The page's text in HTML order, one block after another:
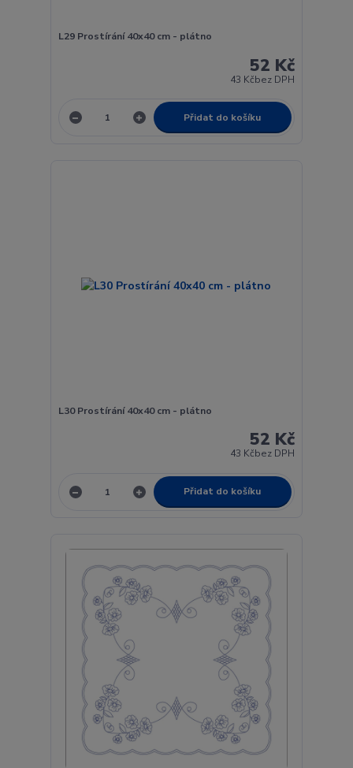
L29 Prostírání 40x40 cm - plátno
52 Kč
43 Kčbez DPH
Přidat do košíku
L30 Prostírání 40x40 cm - plátno
52 Kč
43 Kčbez DPH
Přidat do košíku